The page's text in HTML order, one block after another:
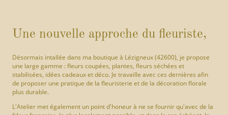
Une nouvelle approche du fleuriste,
Désormais intallée dans ma boutique à Lézigneux (42600), je propose
une large gamme : fleurs coupées, plantes, fleurs séchées et
stabilisées, idées cadeaux et déco. Je travaille avec ces dernières afin
de proposer une pratique de la fleuristerie et de la décoration florale
plus durable.
L'Atelier met également un point d'honeur à ne se fournir qu'avec de la